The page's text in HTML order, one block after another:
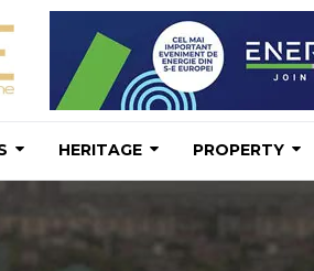
HERITAGE PROPERTY